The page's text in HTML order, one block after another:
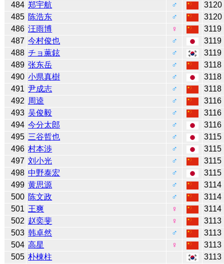
484 郑宇航 ♂
3120
485 陈浩东 ♂
3120
486 汪雨博 ♀
3119
487 今村俊也 ♂
3119
488 チョ薫鉉 ♂
3119
489 张东岳 ♂
3118
490 小県真樹 ♂
3118
491 尹成志 ♂
3118
492 周逵 ♂
3116
493 吴俊毅 ♂
3116
494 今分太郎 ♂
3116
495 三谷哲也 ♂
3115
496 村本渉 ♂
3115
497 刘小光 ♂
3115
498 中野泰宏 ♂
3115
499 黄思源 ♂
3114
500 陈文政 ♂
3114
501 王爽 ♀
3114
502 赵奕斐 ♀
3113
503 韩卓然 ♂
3113
504 高星 ♀
3113
505 朴棟柱
3113